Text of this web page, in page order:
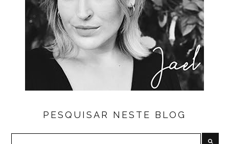
PESQUISAR NESTE BLOG